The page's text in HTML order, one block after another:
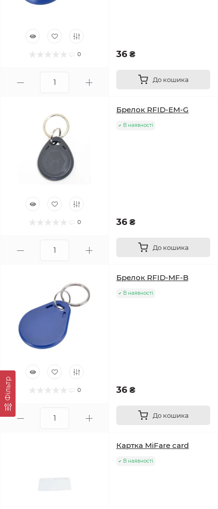
Фільтр
0 36 ₴
До кошика
0
Брелок RFID-EM-G
В наявності
36 ₴
До кошика
0
Брелок RFID-MF-B
В наявності
36 ₴
До кошика
Картка MiFare card
В наявності